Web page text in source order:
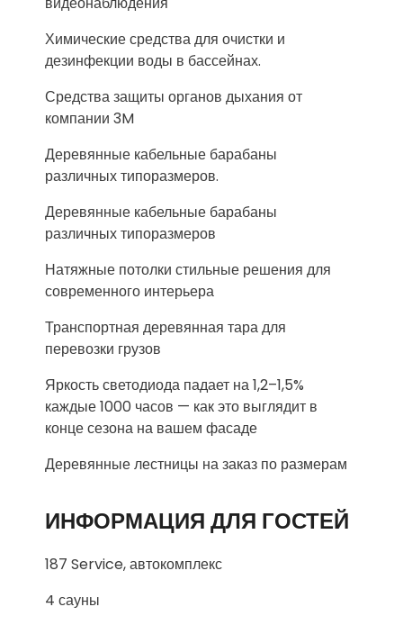
Химические средства для очистки и
дезинфекции воды в бассейнах.
Средства защиты органов дыхания от
компании 3M
Деревянные кабельные барабаны
различных типоразмеров.
Деревянные кабельные барабаны
различных типоразмеров
Натяжные потолки стильные решения для
современного интерьера
Транспортная деревянная тара для
перевозки грузов
Яркость светодиода падает на 1,2–1,5%
каждые 1000 часов — как это выглядит в
конце сезона на вашем фасаде
Деревянные лестницы на заказ по размерам
ИНФОРМАЦИЯ ДЛЯ ГОСТЕЙ
187 Service, автокомплекс
4 сауны